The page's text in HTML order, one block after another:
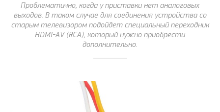
Проблематично, когда у приставки нет аналоговых
выходов. В таком случае для соединения устройства со
старым телевизором подойдет специальный переходник
HDMI-AV (RCA), который нужно приобрести
дополнительно.